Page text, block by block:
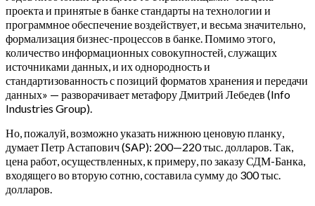
проекта и принятые в банке стандарты на технологии и
программное обеспечение воздействует, и весьма значительно,
формализация бизнес-процессов в банке. Помимо этого,
количество информационных совокупностей, служащих
источниками данных, и их однородность и
стандартизованность с позиций форматов хранения и передачи
данных» — разворачивает метафору Дмитрий Лебедев (Info
Industries Group).
Но, пожалуй, возможно указать нижнюю ценовую планку,
думает Петр Астапович (SAP): 200—220 тыс. долларов. Так,
цена работ, осуществленных, к примеру, по заказу СДМ-Банка,
входящего во вторую сотню, составила сумму до 300 тыс.
долларов.